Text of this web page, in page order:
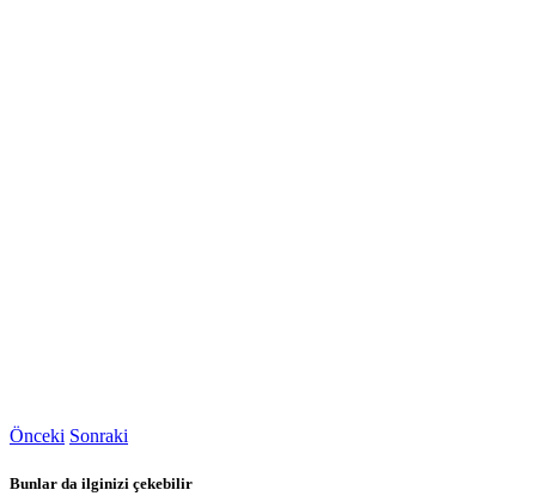
Önceki Sonraki
Bunlar da ilginizi çekebilir